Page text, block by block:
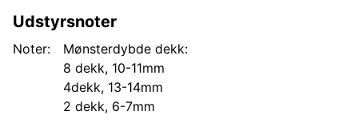
Udstyrsnoter
Noter:
Mønsterdybde dekk:
8 dekk, 10-11mm
4dekk, 13-14mm
2 dekk, 6-7mm